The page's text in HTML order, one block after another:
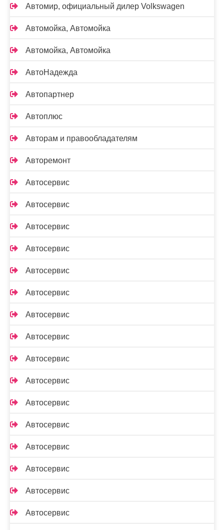
Автомир, официальный дилер Volkswagen
Автомойка, Автомойка
Автомойка, Автомойка
АвтоНадежда
Автопартнер
Автоплюс
Авторам и правообладателям
Авторемонт
Автосервис
Автосервис
Автосервис
Автосервис
Автосервис
Автосервис
Автосервис
Автосервис
Автосервис
Автосервис
Автосервис
Автосервис
Автосервис
Автосервис
Автосервис
Автосервис